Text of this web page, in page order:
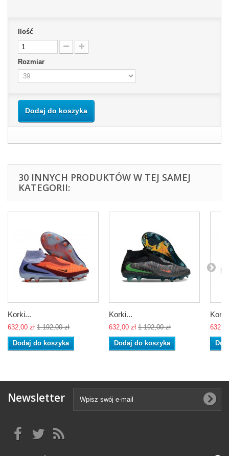
Ilość
Rozmiar
Dodaj do koszyka
30 INNYCH PRODUKTÓW W TEJ SAMEJ
KATEGORII:
Korki...
632,00 zł 1 192,00 zł
Dodaj do koszyka
Korki...
632,00 zł 1 192,00 zł
Dodaj do koszyka
Newsletter